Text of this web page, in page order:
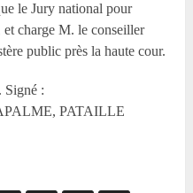
le Jury national pour
et charge M. le conseiller
public près la haute cour.
Signé :
PATAILLE